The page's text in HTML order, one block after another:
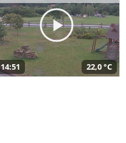
14:51 22,0 °C